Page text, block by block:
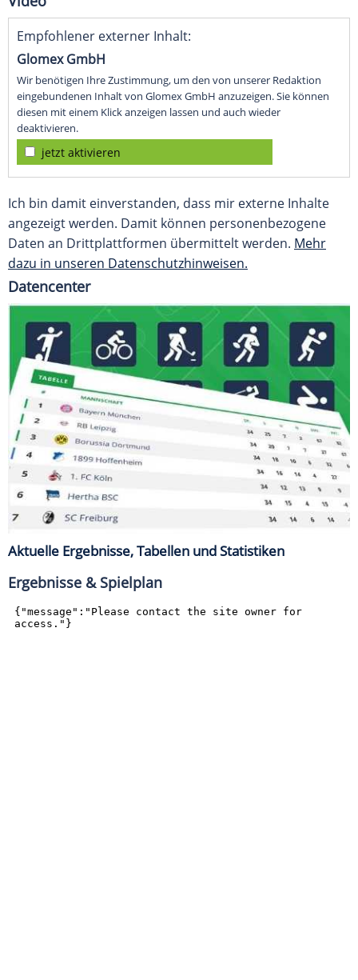
Empfohlener externer Inhalt:
Glomex GmbH
Wir benötigen Ihre Zustimmung, um den von unserer Redaktion
eingebundenen Inhalt von Glomex GmbH anzuzeigen. Sie können
diesen mit einem Klick anzeigen lassen und auch wieder
deaktivieren.
jetzt aktivieren
Ich bin damit einverstanden, dass mir externe Inhalte
angezeigt werden. Damit können personenbezogene
Daten an Drittplattformen übermittelt werden. Mehr
dazu in unseren Datenschutzhinweisen.
Datencenter
Aktuelle Ergebnisse, Tabellen und Statistiken
Ergebnisse & Spielplan